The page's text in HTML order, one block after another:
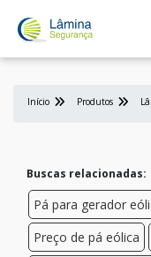
Início Produtos
Buscas relacionadas:
Pá para gerador
Preço de pá eólica